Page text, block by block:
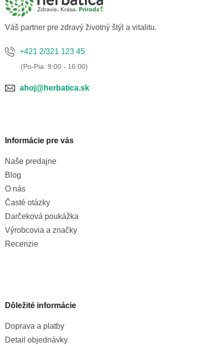
Váš partner pre zdravý životný štýl a vitalitu.
+421 2/321 123 45
ahoj@herbatica.sk
Informácie pre vás
Naše predajne
Blog
O nás
Časté otázky
Darčeková poukážka
Výrobcovia a značky
Recenzie
Dôležité informácie
Doprava a platby
Detail objednávky